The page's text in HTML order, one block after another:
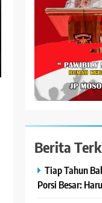
Berita
Tiap Tahun
Porsi Besar: